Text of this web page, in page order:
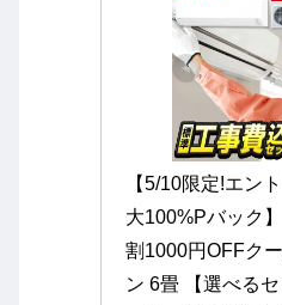
【5/10限定!エン
大100%Pバック
割1000円OFFク
ン 6畳 【選べる